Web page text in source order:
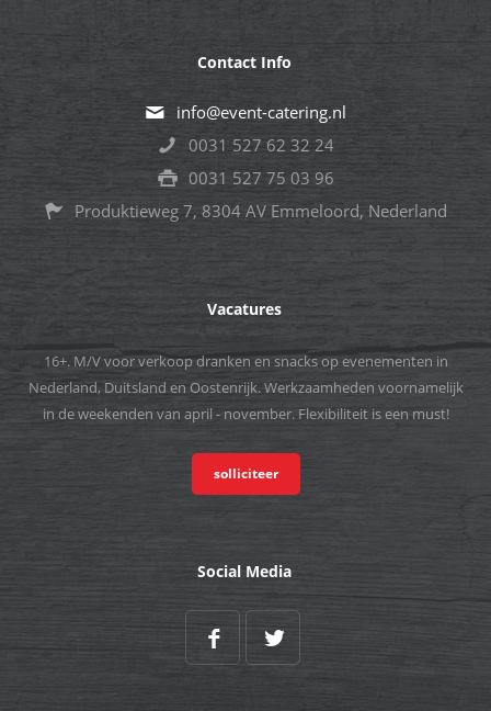
Contact Info
info@event-catering.nl
0031 527 62 32 24
0031 527 75 03 96
Produktieweg 7, 8304 AV Emmeloord, Nederland
Vacatures
16+. M/V voor verkoop dranken en snacks op evenementen in
Nederland, Duitsland en Oostenrijk. Werkzaamheden voornamelijk
in de weekenden van april - november. Flexibiliteit is een must!
solliciteer
Social Media